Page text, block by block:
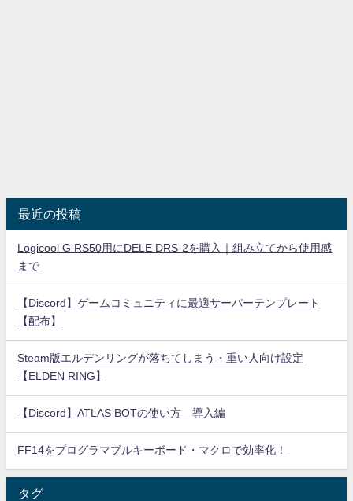
最近の投稿
Logicool G RS50用にDELE DRS-2を購入｜組み立てから使用感
まで
【Discord】ゲームコミュニティに最適サーバーテンプレート
【配布】
Steam版エルデンリングが落ちてしまう・重い人向け設定
【ELDEN RING】
【Discord】ATLAS BOTの使い方 導入編
FF14をプログラマブルキーボード・マクロで効率化！
タグ